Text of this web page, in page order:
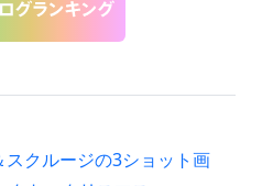
スクルージの3ショット画